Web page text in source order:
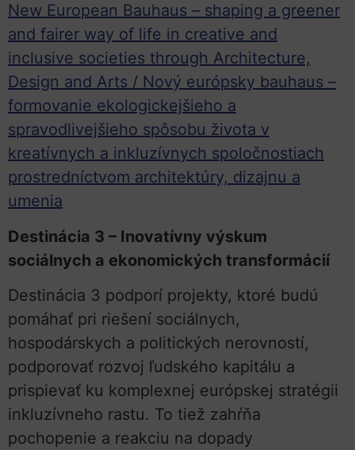
New European Bauhaus – shaping a greener
and fairer way of life in creative and
inclusive societies through Architecture,
Design and Arts / Nový európsky bauhaus –
formovanie ekologickejšieho a
spravodlivejšieho spôsobu života v
kreatívnych a inkluzívnych spoločnostiach
prostredníctvom architektúry, dizajnu a
umenia
Destinácia 3 – Inovatívny výskum
sociálnych a ekonomických transformácií
Destinácia 3 podporí projekty, ktoré budú
pomáhať pri riešení sociálnych,
hospodárskych a politických nerovností,
podporovať rozvoj ľudského kapitálu a
prispievať ku komplexnej európskej stratégii
inkluzívneho rastu. To tiež zahŕňa
pochopenie a reakciu na dopady